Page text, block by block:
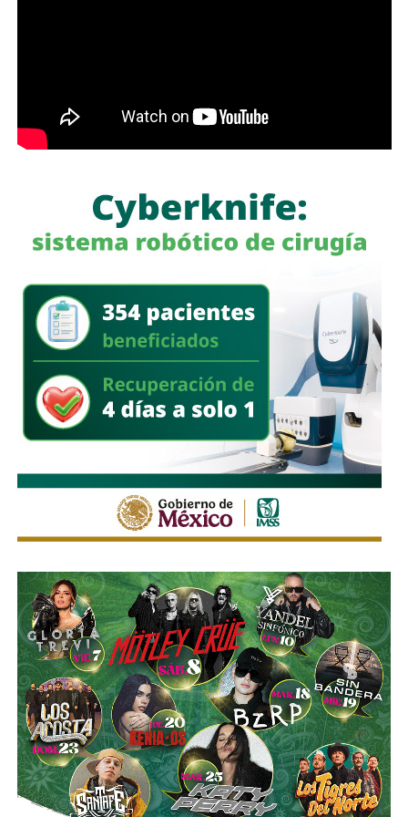
resolución. De acuerdo con el alcalde,el compromiso
establecido durante la reunión es que las obras
puedan comenzar a liberarse a la brevedad.
“Me comprometió con nosotros, con la ciudad, de liberar
las obras cuanto antes, lo antes posible”, afirmó.
El presidente municipal dijo que salió satisfecho del
avanzar con los proyectos pendientes, aunque reconoció
que algunos, comoEl Saucito, enfrentan ya
restricciones importantes de tiempo.
Galindo adelantó que este lunes dará a conocer con mayor
detalle el panorama de cada una de las obras y los
tiempos que todavía tienen disponibles para su ejecución.
Enrique Galindo acelera Vialidades Potosinas
2.0